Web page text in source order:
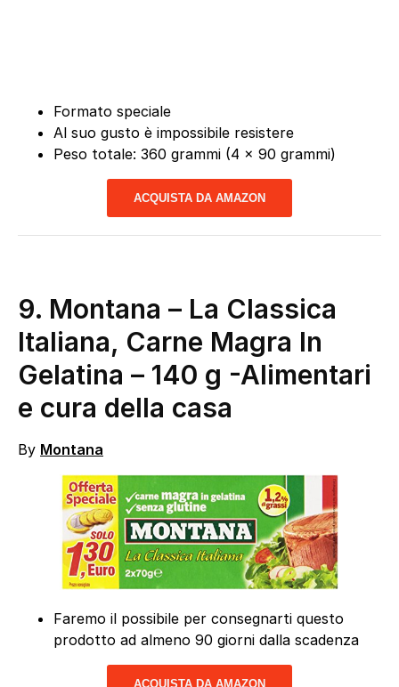
Formato speciale
Al suo gusto è impossibile resistere
Peso totale: 360 grammi (4 x 90 grammi)
ACQUISTA DA AMAZON
9. Montana – La Classica
Italiana, Carne Magra In
Gelatina – 140 g -Alimentari
e cura della casa
By Montana
Faremo il possibile per consegnarti questo
prodotto ad almeno 90 giorni dalla scadenza
ACQUISTA DA AMAZON